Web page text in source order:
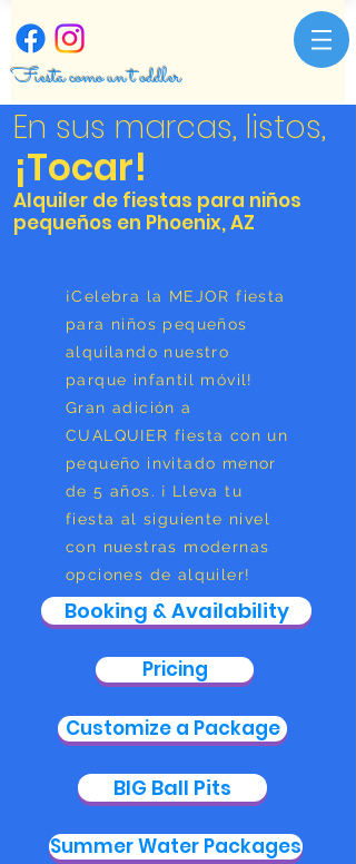
Fiesta como untoddler
En sus marcas, listos,
¡Tocar!
Alquiler de fiestas para niños
pequeños en Phoenix, AZ
Soft Play - Mesa y sillas - Casa de rebote para
¡Celebra la MEJOR fiesta
para niños pequeños
alquilando nuestro
parque infantil móvil!
Gran adición a
CUALQUIER fiesta con un
pequeño invitado menor
de 5 años. ¡ Lleva tu
fiesta al siguiente nivel
con nuestras modernas
opciones de alquiler!
Booking & Availability
Pricing
Customize a Package
BIG Ball Pits
Summer Water Packages